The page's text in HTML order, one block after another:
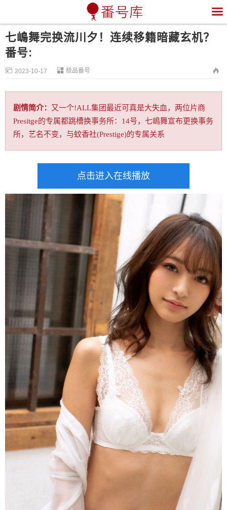

七嶋舞完换流川夕！连续移籍暗藏玄机？
番号:
 2023-10-17  极品番号 
剧情简介：
又一个!ALL集团最近可真是大失血，两位片商
Presitge的专属都跳槽换事务所：14号，七嶋舞宣布更换事务
所，艺名不变，与蚊香社(Prestige)的专属关系
点击进入在线播放